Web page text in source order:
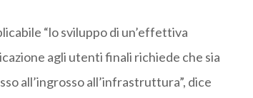
“lo sviluppo di un’effettiva
agli utenti finali richiede che sia
all’ingrosso all’infrastruttura”, dice